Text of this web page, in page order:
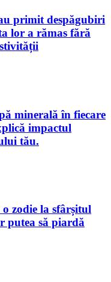
primit despăgubiri
lor a rămas fără
minerală în fiecare
impactul
tău.
zodie la sfârșitul
putea să piardă